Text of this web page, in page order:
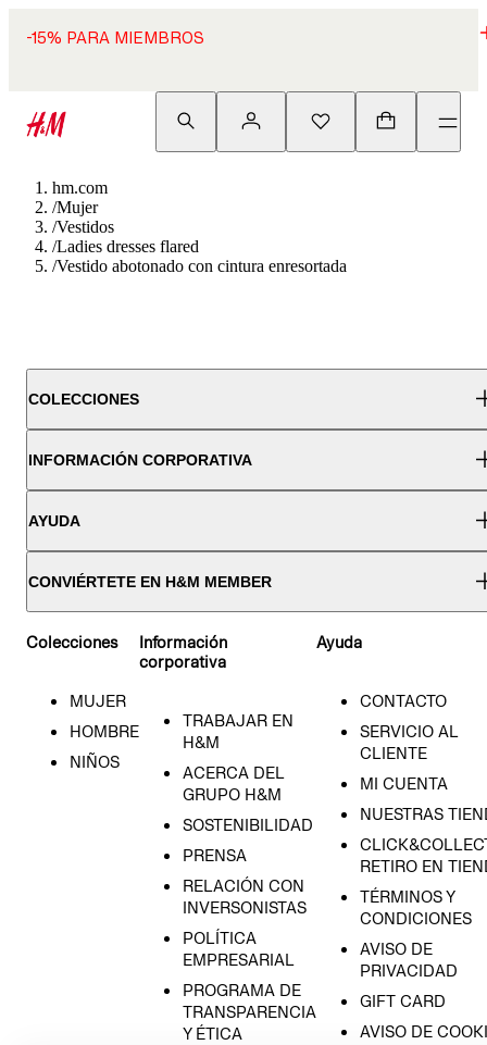
-15% PARA MIEMBROS
hm.com
/Mujer
/Vestidos
/Ladies dresses flared
/Vestido abotonado con cintura enresortada
COLECCIONES
INFORMACIÓN CORPORATIVA
AYUDA
CONVIÉRTETE EN H&M MEMBER
Colecciones
MUJER
HOMBRE
NIÑOS
Información
corporativa
TRABAJAR EN
H&M
ACERCA DEL
GRUPO H&M
SOSTENIBILIDAD
PRENSA
RELACIÓN CON
INVERSONISTAS
POLÍTICA
EMPRESARIAL
PROGRAMA DE
TRANSPARENCIA
Y ÉTICA
Ayuda
CONTACTO
SERVICIO AL
CLIENTE
MI CUENTA
NUESTRAS
RETIRO EN
TÉRMINOS Y
CONDICIONES
AVISO DE
PRIVACIDAD
GIFT CARD
AVISO DE